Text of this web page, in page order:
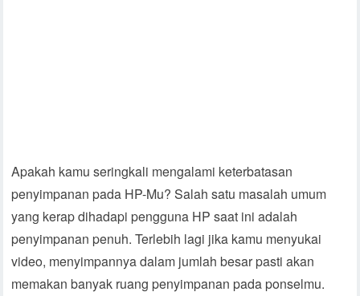
Apakah kamu seringkali mengalami keterbatasan
penyimpanan pada HP-Mu? Salah satu masalah umum
yang kerap dihadapi pengguna HP saat ini adalah
penyimpanan penuh. Terlebih lagi jika kamu menyukai
video, menyimpannya dalam jumlah besar pasti akan
memakan banyak ruang penyimpanan pada ponselmu.